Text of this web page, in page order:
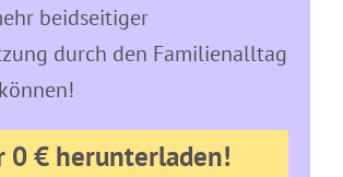
beidseitiger
durch den Familienalltag
0 € herunterladen!